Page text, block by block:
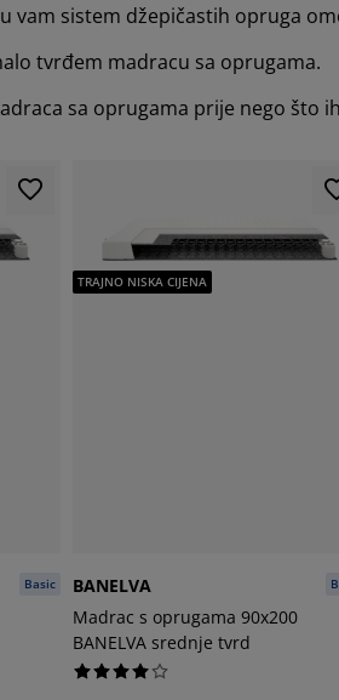
sistem džepičastih opruga
tvrđem madracu sa oprugama.
sa oprugama prije nego što
Basic
TRAJNO NISKA CIJENA
BANELVA
Madrac s oprugama 90x200
BANELVA srednje tvrd